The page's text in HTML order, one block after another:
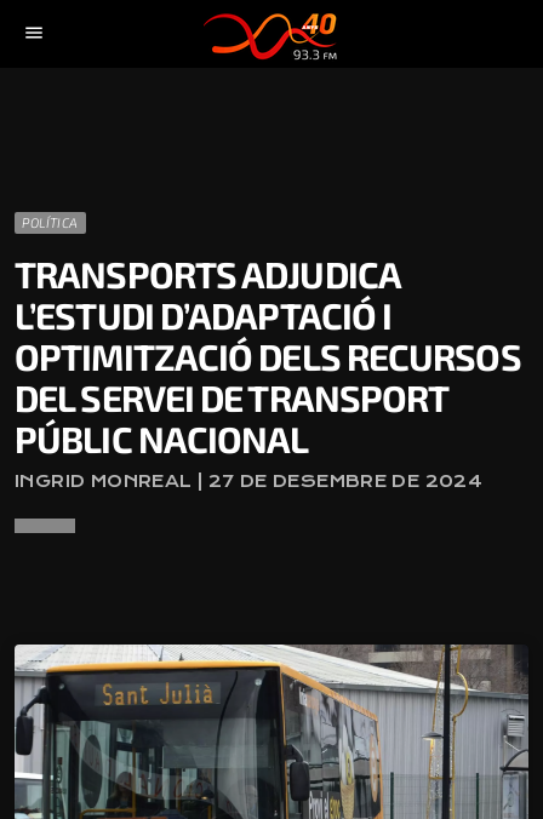
menu
POLÍTICA
TRANSPORTS ADJUDICA
L’ESTUDI D’ADAPTACIÓ I
OPTIMITZACIÓ DELS RECURSOS
DEL SERVEI DE TRANSPORT
PÚBLIC NACIONAL
INGRID MONREAL | 27 DE DESEMBRE DE 2024